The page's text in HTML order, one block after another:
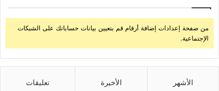
من صفحة إعدادات إضافة أرقام قم بتعيين بيانات حساباتك على الشبكات
الإجتماعية.
الأشهر الأخيرة تعليقات